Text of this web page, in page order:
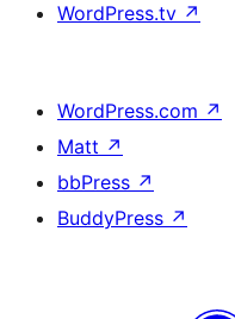
WordPress.tv ↗
WordPress.com ↗
Matt ↗
bbPress ↗
BuddyPress ↗